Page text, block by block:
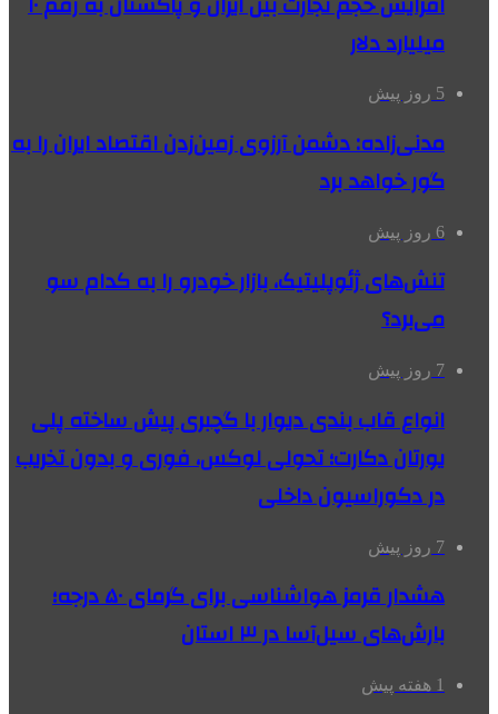
میلیارد دلار
5 روز پیش
مدنی‌زاده: دشمن آرزوی زمین‌زدن اقتصاد ایران را به
گور خواهد برد
6 روز پیش
تنش‌های ژئوپلیتیک، بازار خودرو را به کدام سو
می‌برد؟
7 روز پیش
انواع قاب بندی دیوار با گچبری پیش ساخته پلی
یورتان دکارت؛ تحولی لوکس، فوری و بدون تخریب
در دکوراسیون داخلی
7 روز پیش
هشدار قرمز هواشناسی برای گرمای ۵۰ درجه؛
بارش‌های سیل‌آسا در ۳ استان
1 هفته پیش